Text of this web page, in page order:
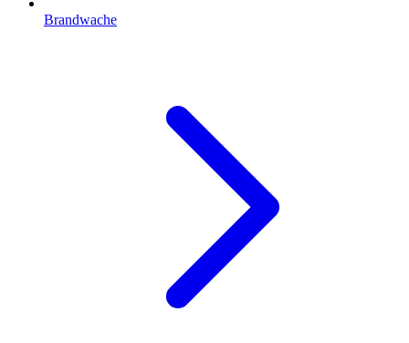
Brandwache